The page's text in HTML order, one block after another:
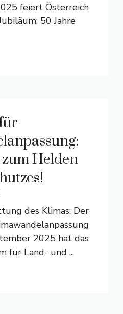
feiert Österreich
50 Jahre
Helden
des Klimas: Der
2025 hat das
für Land- und ...